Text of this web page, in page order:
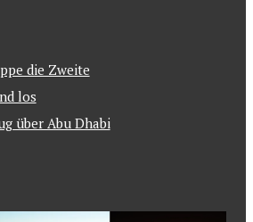
die Zweite
los
über Abu Dhabi